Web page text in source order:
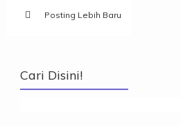
Posting Lebih Baru
Cari Disini!